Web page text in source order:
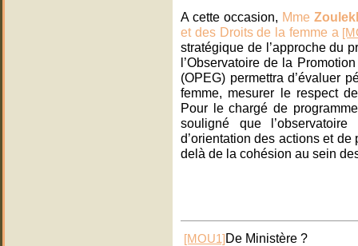
A cette occasion, Mme
et des Droits de la femme a
stratégique de l’approche du
l’Observatoire de la
(OPEG) permettra d’évaluer
femme, mesurer le respect
Pour le chargé de
souligné que
d’orientation des actions et
delà de la cohésion au sein
[MOU1]De Ministère ?